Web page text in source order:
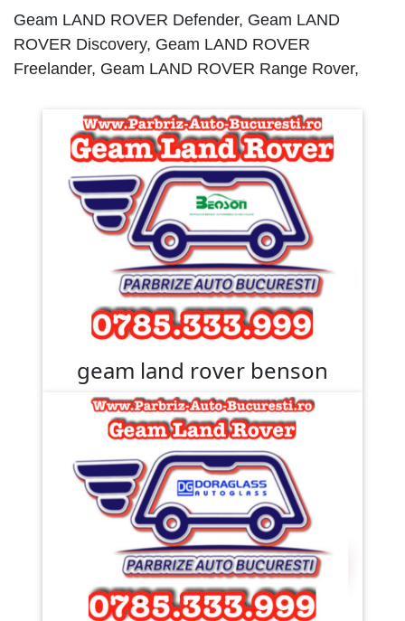
Geam LAND ROVER Defender, Geam LAND
ROVER Discovery, Geam LAND ROVER
Freelander, Geam LAND ROVER Range Rover,
geam land rover benson